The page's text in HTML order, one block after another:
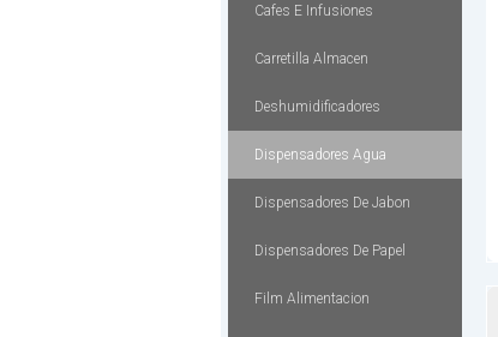
Cafes E Infusiones
Carretilla Almacen
Deshumidificadores
Dispensadores Agua
Dispensadores De Jabon
Dispensadores De Papel
Film Alimentacion